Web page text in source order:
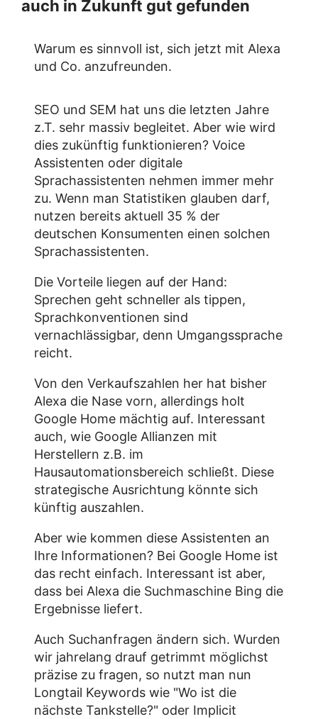
auch in Zukunft gut gefunden
Warum es sinnvoll ist, sich jetzt mit Alexa
und Co. anzufreunden.
SEO und SEM hat uns die letzten Jahre
z.T. sehr massiv begleitet. Aber wie wird
dies zukünftig funktionieren? Voice
Assistenten oder digitale
Sprachassistenten nehmen immer mehr
zu. Wenn man Statistiken glauben darf,
nutzen bereits aktuell 35 % der
deutschen Konsumenten einen solchen
Sprachassistenten.
Die Vorteile liegen auf der Hand:
Sprechen geht schneller als tippen,
Sprachkonventionen sind
vernachlässigbar, denn Umgangssprache
reicht.
Von den Verkaufszahlen her hat bisher
Alexa die Nase vorn, allerdings holt
Google Home mächtig auf. Interessant
auch, wie Google Allianzen mit
Herstellern z.B. im
Hausautomationsbereich schließt. Diese
strategische Ausrichtung könnte sich
künftig auszahlen.
Aber wie kommen diese Assistenten an
Ihre Informationen? Bei Google Home ist
das recht einfach. Interessant ist aber,
dass bei Alexa die Suchmaschine Bing die
Ergebnisse liefert.
Auch Suchanfragen ändern sich. Wurden
wir jahrelang drauf getrimmt möglichst
präzise zu fragen, so nutzt man nun
Longtail Keywords wie "Wo ist die
nächste Tankstelle?" oder Implicit